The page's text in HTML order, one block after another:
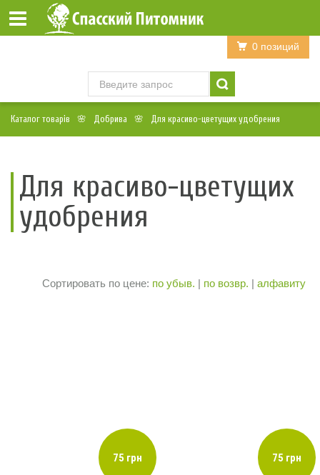
Войти Регистрация
0 позиций
Каталог товарів Добрива Для красиво-цветущих удобрения
Для красиво-цветущих
удобрения
Сортировать по цене: по убыв. | по возвр. | алфавиту
75 грн 75 грн